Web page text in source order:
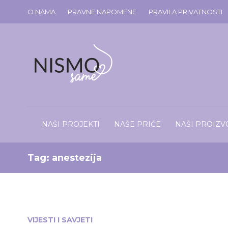
O NAMA PRAVNE NAPOMENE PRAVILA PRIVATNOSTI
NAŠI PROJEKTI NAŠE PRIČE NAŠI
Tag: anestezija
VIJESTI I SAVJETI